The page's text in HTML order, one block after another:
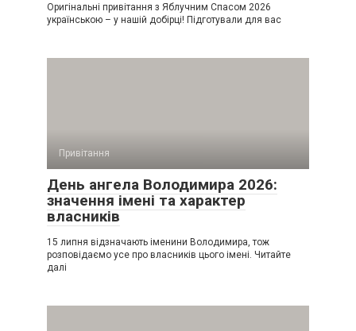
Оригінальні привітання з Яблучним Спасом 2026
українською – у нашій добірці! Підготували для вас
Привітання
День ангела Володимира 2026:
значення імені та характер
власників
15 липня відзначають іменини Володимира, тож
розповідаємо усе про власників цього імені. Читайте
далі